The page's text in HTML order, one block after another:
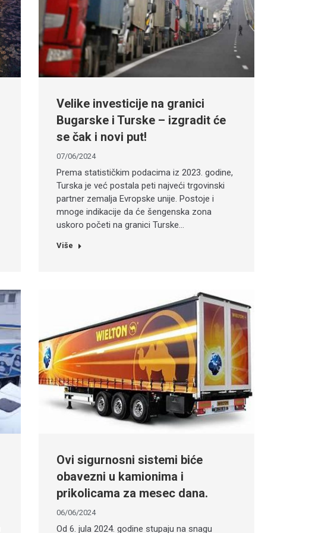
Velike investicije na granici
Bugarske i Turske – izgradit će
se čak i novi put!
07/06/2024
Prema statističkim podacima iz 2023. godine,
Turska je već postala peti najveći trgovinski
partner zemalja Evropske unije. Postoje i
mnoge indikacije da će šengenska zona
uskoro početi na granici Turske…
Više
Ovi sigurnosni sistemi biće
obavezni u kamionima i
prikolicama za mesec dana.
06/06/2024
Od 6. jula 2024. godine stupaju na snagu